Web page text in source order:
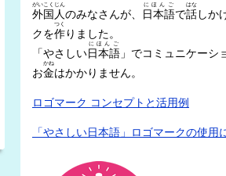
外国人
がいこくじん
のみなさんが、 日本語
にほんご
で話
はな
しか
クを作
つく
りました。
「やさしい日本語
にほんご
」でコミュニケーシ
お金
かね
はかかりません。
ロゴマーク コンセプトと活用例
「やさしい日本語」ロゴマークの使用